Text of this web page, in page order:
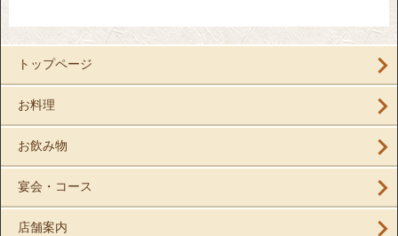
トップページ
お料理
お飲み物
宴会・コース
店舗案内